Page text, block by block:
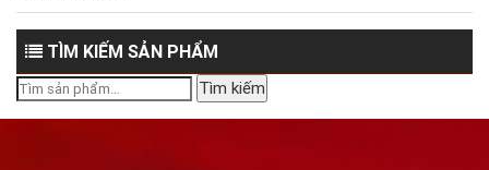
TÌM KIẾM SẢN PHẨM
Tìm
kiếm:
Tìm kiếm